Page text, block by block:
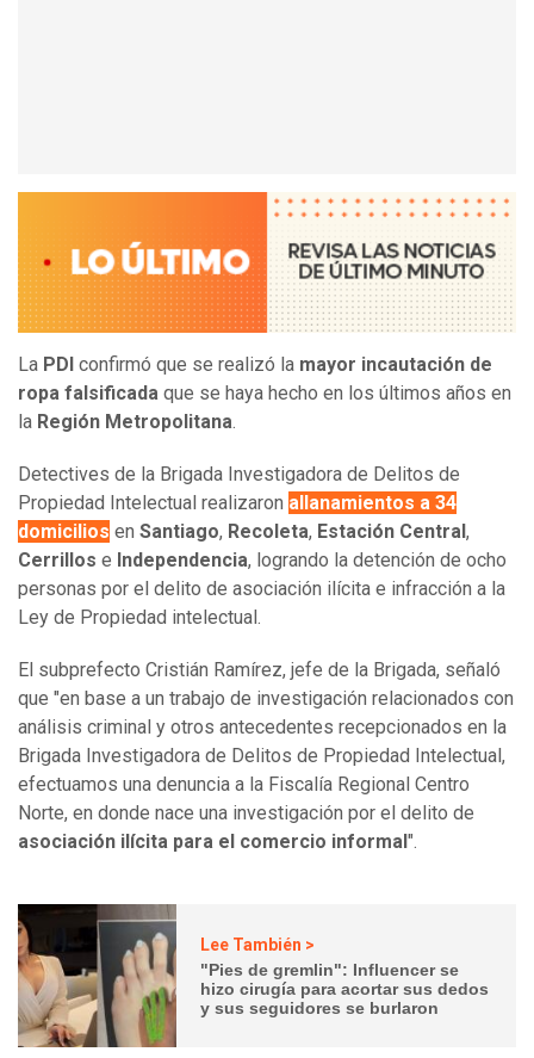
La PDI confirmó que se realizó la mayor incautación de
ropa falsificada que se haya hecho en los últimos años en
la Región Metropolitana.
Detectives de la Brigada Investigadora de Delitos de
Propiedad Intelectual realizaron allanamientos a 34
domicilios en Santiago, Recoleta, Estación Central ,
Cerrillos e Independencia, logrando la detención de ocho
personas por el delito de asociación ilícita e infracción a la
Ley de Propiedad intelectual.
El subprefecto Cristián Ramírez, jefe de la Brigada, señaló
que "en base a un trabajo de investigación relacionados con
análisis criminal y otros antecedentes recepcionados en la
Brigada Investigadora de Delitos de Propiedad Intelectual,
efectuamos una denuncia a la Fiscalía Regional Centro
Norte, en donde nace una investigación por el delito de
asociación ilícita para el comercio informal ".
Lee También >
"Pies de gremlin": Influencer se
hizo cirugía para acortar sus dedos
y sus seguidores se burlaron